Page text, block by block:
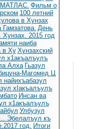
МАТЛАС. Фильм о
100 летний
в Хунзах
День
2015 год
наиба
в Ху Хунзахский
х1акъалъулъ
Алха Гьазул
Магомед Ц
найихъабазул
хIакъалъулъ
Инсан ва
х1акъалъулъ
Улбузул
Эбелалъул къ
год. Итоги